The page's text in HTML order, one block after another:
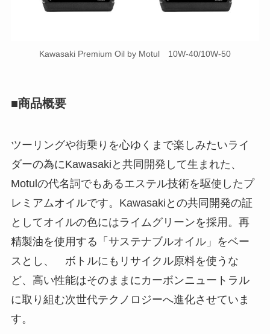
Kawasaki Premium Oil by Motul 10W-40/10W-50
■商品概要
ツーリングや街乗りを心ゆくまで楽しみたいライ
ダーの為にKawasakiと共同開発して生まれた、
Motulの代名詞でもあるエステル技術を駆使したプ
レミアムオイルです。Kawasakiとの共同開発の証
としてオイルの色にはライムグリーンを採用。再
精製油を使用する「サステナブルオイル」をベー
スとし、 ボトルにもリサイクル原料を使うな
ど、高い性能はそのままにカーボンニュートラル
に取り組む次世代テクノロジーへ進化させていま
す。